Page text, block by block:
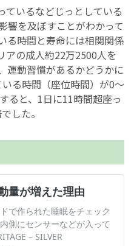
ているなどじっとしている
響を及ぼすことがわかって
る時間と寿命には相関関係
アの成人約22万2500人を
運動習慣があるかどうかに
る時間（座位時間）が0～
ると、1日に11時間超座っ
した。